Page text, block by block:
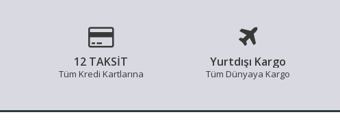
12 TAKSİT
Tüm Kredi Kartlarına
Yurtdışı Kargo
Tüm Dünyaya Kargo